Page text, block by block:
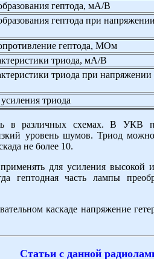
гептода, мА/В
гептода при
гептода, МОм
триода, мА/В
триода при напряжении
триода
в различных схемах. В УКВ
уровень шумов. Триод
не более 10.
для усиления высокой
гептодная часть лампы
каскаде напряжение
Статьи с данной